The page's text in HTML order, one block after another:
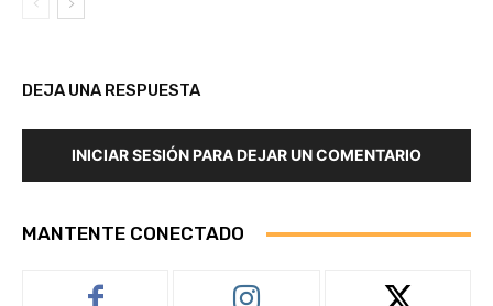
DEJA UNA RESPUESTA
INICIAR SESIÓN PARA DEJAR UN COMENTARIO
MANTENTE CONECTADO